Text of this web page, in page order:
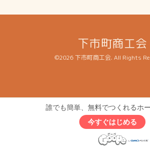
下市町商工会
©2026 下市町商工会. All Rights
誰でも簡単、無料でつくれるホ
今すぐはじめる